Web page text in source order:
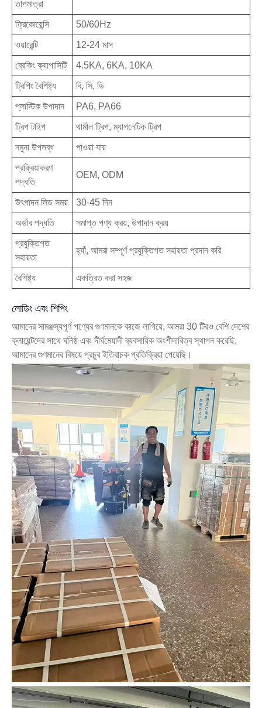
তাপমাত্রা
ফ্রিকোয়েন্সি 50/60Hz
ওয়ারেন্টি 12-24 মাস
ব্রেকিং ক্যাপাসিটি 4.5KA, 6KA, 10KA
ট্রিপিং বৈশিষ্ট্য বি, সি, ডি
প্লাস্টিক উপাদান PA6, PA66
ট্রিপ টাইপ থার্মাল ট্রিপ, ম্যাগনেটিক ট্রিপ
নমুনা উপলব্ধ পাওয়া যায়
প্রক্রিয়াকরণ
পদ্ধতি
OEM, ODM
উৎপাদন লিড সময় 30-45 দিন
অর্ডার পদ্ধতি সমাপ্ত পণ্য ক্রয়, উপাদান ক্রয়
প্রযুক্তিগত
সহায়তা
হ্যাঁ, আমরা সম্পূর্ণ প্রযুক্তিগত সহায়তা প্রদান করি
বৈশিষ্ট্য একত্রিত করা সহজ
লোডিং এবং শিপিং
আমাদের সামঞ্জস্যপূর্ণ পণ্যের গুণমানকে কাজে লাগিয়ে, আমরা 30 টিরও বেশি দেশের
ক্লায়েন্টদের সাথে ঘনিষ্ঠ এবং দীর্ঘমেয়াদী ব্যবসায়িক অংশীদারিত্ব স্থাপন করেছি,
আমাদের গুণমানের বিষয়ে প্রচুর ইতিবাচক প্রতিক্রিয়া পেয়েছি।